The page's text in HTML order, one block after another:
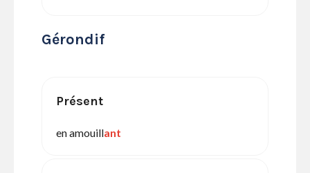
Gérondif
Présent
en amouillant